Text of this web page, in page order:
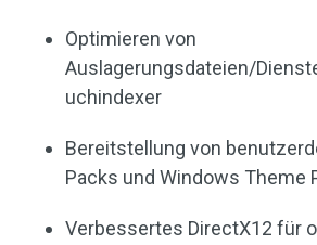
Optimieren von
Auslagerungsdateien/
uchindexer
Bereitstellung von
Packs und Windows Theme
Verbessertes DirectX12 für